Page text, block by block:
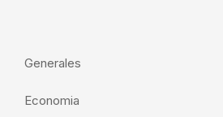
Generales
Economia